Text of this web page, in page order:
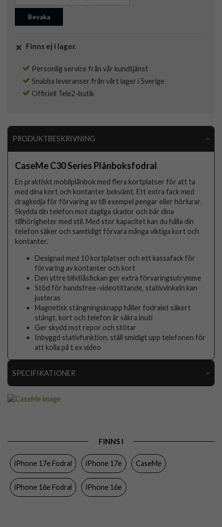
Bevaka
Finns ej i lager.
Personlig service från vår kundtjänst
Snabba leveranser från vårt lager i Sverige
Officiell Tele2-butik
PRODUKTBESKRIVNING
CaseMe C30 Series Plånboksfodral
En praktiskt mobilplånbok med flera kortplatser för att ta
med dina kort och kontanter bekvämt. Ett extra fack med
dragkedja för förvaring av till exempel pengar eller hörlurar.
Skydda din telefon mot dagliga skador och bär dina
tillhörigheter med stil. Med stor kapacitet kan du hålla din
telefon säker och samtidigt förvara många viktiga kort och
kontanter.
Designad med 10 kortplatser och ett kassafack för
förvaring av kontanter och kort
Den yttre blixtlåsfickan ger extra förvaringsutrymme
Stöd för handsfree-videotittande, stativvinkeln kan
justeras
Magnetisk stängningsknapp håller fodralet säkert
stängt, kort och telefon är säkra inuti
Ger skydd mot repor och stötar
Inbyggd stativfunktion, ställ smidigt upp telefonen för
att kolla på t.ex video
SPECIFIKATIONER
Dragkedja, Handrem, Kortfack, Stativfunktion
Färg
Konstläder, Mjukplast (TPU)
Varumärke
FINNS I
iPhone 17e Fodral iPhone 17e CaseMe
iPhone 16e Fodral iPhone 16e